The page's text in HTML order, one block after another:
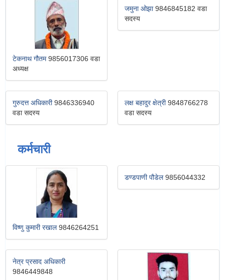
टेकनाथ गौतम9856017306 वडा
अध्यक्ष
जमुना ओझा9846845182 वडा
सदस्य
गुरुदत्त अधिकारी9846336940
वडा सदस्य
लक्ष बहादुर क्षेत्री9848766278
वडा सदस्य
कर्मचारी
विष्णु कुमारी रखाल9846264251
डण्डपाणी पौडेल9856044332
नेत्र प्रसाद अधिकारी
9846449848